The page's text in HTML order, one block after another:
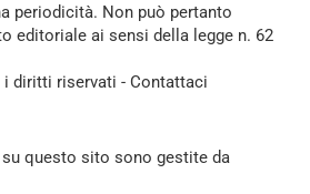
periodicità. Non può pertanto
editoriale ai sensi della legge n. 62
i diritti riservati - Contattaci
questo sito sono gestite da